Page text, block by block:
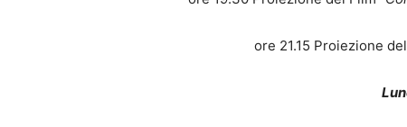
ore 21.15 Proiezione